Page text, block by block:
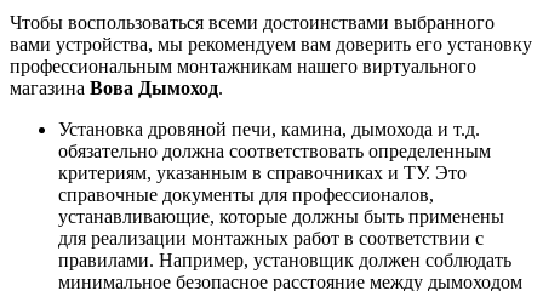
Чтобы воспользоваться всеми достоинствами выбранного
вами устройства, мы рекомендуем вам доверить его установку
профессиональным монтажникам нашего виртуального
магазина Вова Дымоход.
Установка дровяной печи, камина, дымохода и т.д.
обязательно должна соответствовать определенным
критериям, указанным в справочниках и ТУ. Это
справочные документы для профессионалов,
устанавливающие, которые должны быть применены
для реализации монтажных работ в соответствии с
правилами. Например, установщик должен соблюдать
минимальное безопасное расстояние между дымоходом